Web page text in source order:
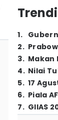
1.
2.
3. Makan
4. Nilai
5. 17
6. Piala
7. GIIAS